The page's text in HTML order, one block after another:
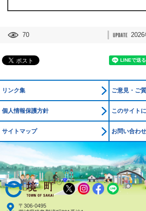
70 2026
リンク集 ご意見・ご
個人情報保護方針 このサイト
サイトマップ お問い合わせ
境町公式ホームページ
〒306-0495
X Instagram
Facebook
LINE